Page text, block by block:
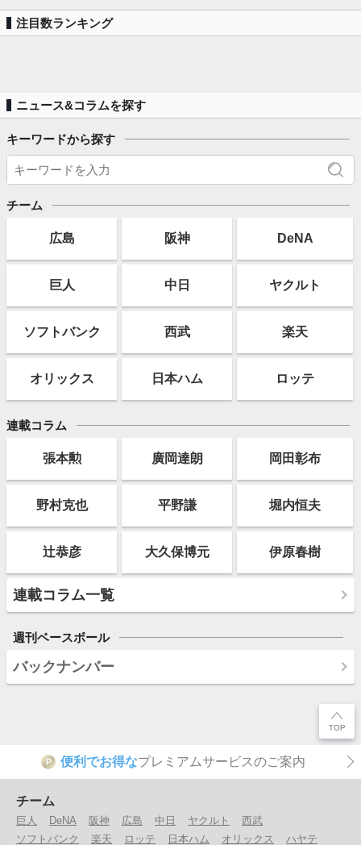
注目数ランキング
ニュース&コラムを探す
キーワードから探す
チーム
広島 阪神 DeNA
巨人 中日 ヤクルト
ソフト バンク 西武 楽天
オリックス 日本ハム ロッテ
連載コラム
張本勲 廣岡達朗 岡田彰布
野村克也 平野謙 堀内恒夫
辻恭彦 大久保博元 伊原春樹
連載コラム一覧
週刊ベースボール
バックナンバー
P 便利でお得なプレミアムサービスのご案内
チーム
巨人 DeNA 阪神 広島 中日 ヤクルト
西武
ソフトバンク
楽天 ロッテ 日本ハム オリックス ハヤテ